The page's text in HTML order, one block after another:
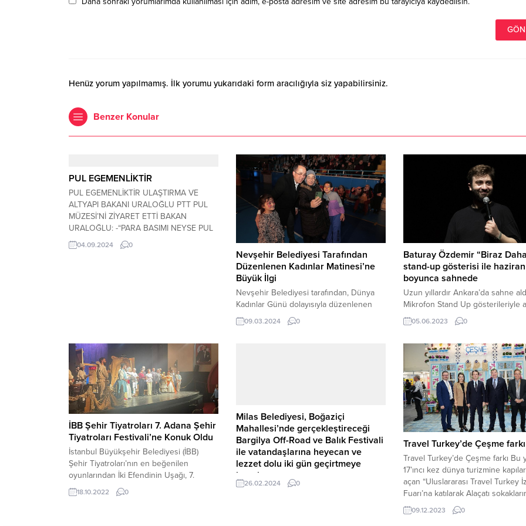
Henüz yorum yapılmamış. İlk yorumu yukarıdaki form aracılığıyla siz yapabilirsiniz.
Benzer Konular
PUL EGEMENLİKTİR
PUL EGEMENLİKTİR ULAŞTIRMA VE
ALTYAPI BAKANI URALOĞLU PTT PUL
MÜZESİ’Nİ ZİYARET ETTİ BAKAN
URALOĞLU: -“PARA BASIMI NEYSE PUL
BASIMI DA EGEMENLİK ADINA AYNI
ANLAMI İFADE EDİYOR” -“PTT PUL
04.09.2024 0
Nevşehir Belediyesi Tarafından
Düzenlenen Kadınlar Matinesi’ne
Büyük İlgi
Nevşehir Belediyesi tarafından, Dünya
Kadınlar Günü dolayısıyla düzenlenen
‘Kadınlar Matinesi’ büyük ilgi gördü.
Salonu dolduran kadınlar gönüllerince
dağıtıldığı ve ikramların...
09.03.2024 0
Baturay Özdemir “Biraz
stand-up gösterisi ile haziran
boyunca sahnede
Uzun yıllardır Ankara’da sahne
Mikrofon Stand Up gösterileriyle
söz ettiren Baturay Özdemir,
Daha” ismini verdiği en yeni
devam ediyor. Yeni nesil stand-up
komedinin en önemli isimleri
adını yazdıran Baturay Özdemir,
YouTube’dan yayınladığı “Yerli ve
“Cevap Hakkı”...
05.06.2023 0
İBB Şehir Tiyatroları 7. Adana Şehir
Tiyatroları Festivali’ne Konuk Oldu
İstanbul Büyükşehir Belediyesi (İBB)
Şehir Tiyatroları’nın en beğenilen
oyunlarından İki Efendinin Uşağı, 7.
Adana Şehir Tiyatroları Festivali’nin açılış
oyunu olarak Adana seyircisine konuk
18.10.2022 0
Milas Belediyesi, Boğaziçi
Mahallesi’nde gerçekleştireceği
Bargilya Off-Road ve Balık Festivali
ile vatandaşlarına heyecan ve
lezzet dolu iki gün geçirtmeye
hazırlanıyor
Boğaziçi Mahallesi, Milas Belediyesi
26.02.2024 0
Travel Turkey’de Çeşme farkı
Travel Turkey’de Çeşme farkı Bu
17’ıncı kez dünya turizmine
açan “Uluslararası Travel Turkey
Fuarı’na katılarak Alaçatı
plajlarının incecik kumlarını standa
taşıyan Çeşme Belediyesi, ünlü
09.12.2023 0